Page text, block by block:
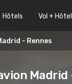
Hôtels Vol + Hôtel
- Rennes
Madrid